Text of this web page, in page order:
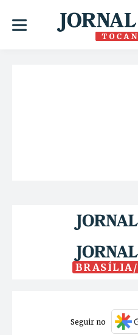
BRASÍLIA/
Seguir no